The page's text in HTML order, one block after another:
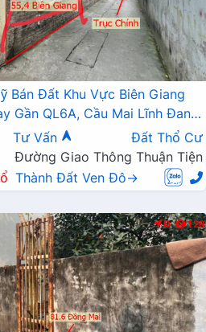
Bán Đất Khu Vực Biên Giang
Gần QL6A, Cầu Mai Lĩnh Đang
Tư Vấn
Đất Thổ Cư
Đường Giao Thông Thuận Tiện
Thành Đất Ven Đô→
Đ 128